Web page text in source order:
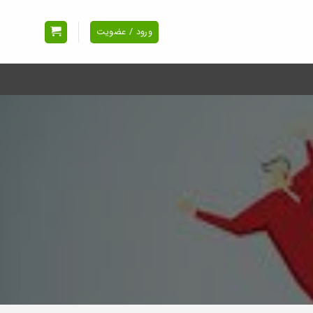
ورود / عضویت